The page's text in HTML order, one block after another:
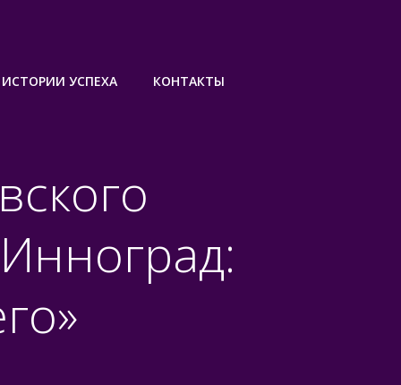
ИСТОРИИ УСПЕХА КОНТАКТЫ